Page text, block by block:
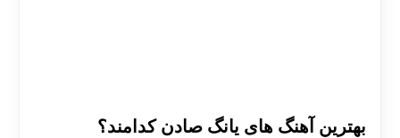
بهترین آهنگ های یانگ صادن کدامند؟